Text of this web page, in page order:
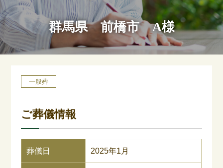
群馬県 前橋市 A様
一般葬
ご葬儀情報
葬儀日 2025年1月